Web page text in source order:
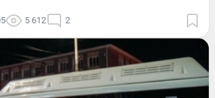
5 612 2